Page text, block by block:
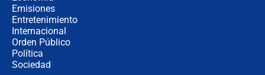
Emisiones
Entretenimiento
Internacional
Orden Público
Política
Sociedad